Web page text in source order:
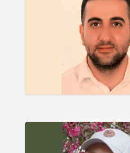
Komarnitskyi